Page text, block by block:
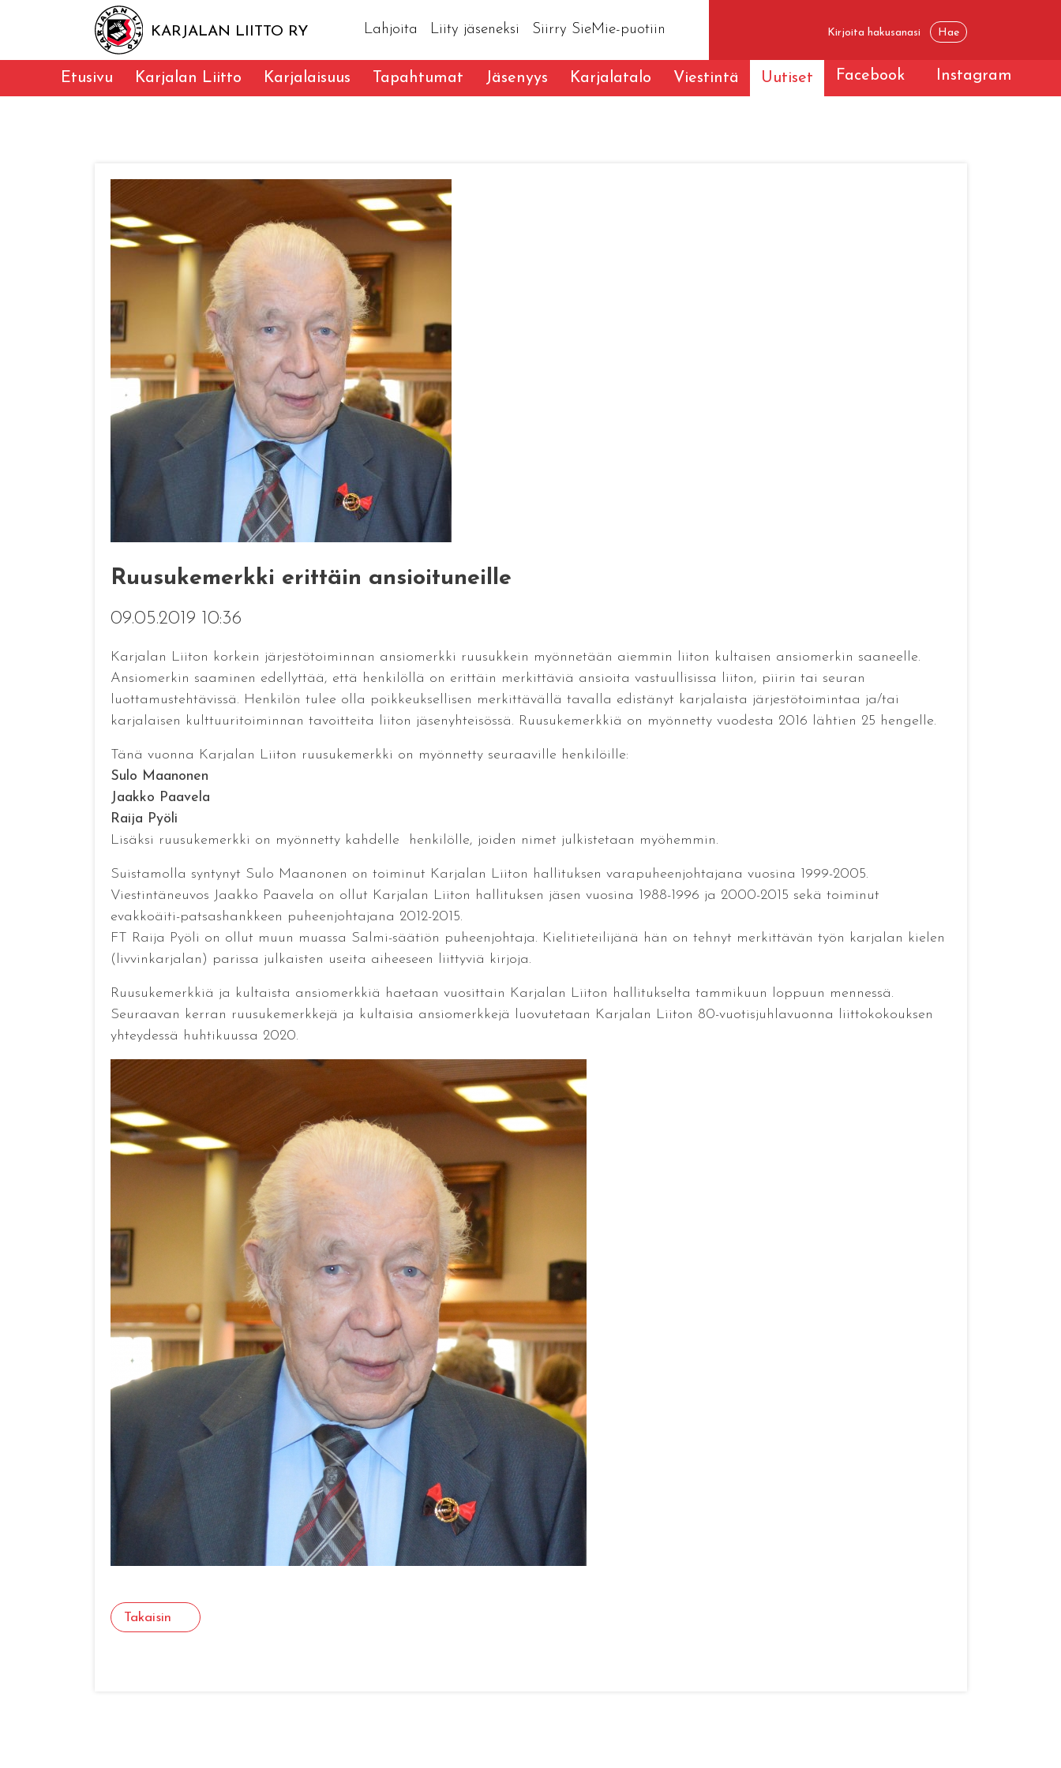
KARJALAN LIITTO RY Lahjoita Liity jäseneksi Siirry SieMie-puotiin
Etusivu Karjalan Liitto Karjalaisuus Tapahtumat Jäsenyys Karjalatalo Viestintä Uutiset Facebook Instagram
Ruusukemerkki erittäin ansioituneille
09.05.2019 10:36
Karjalan Liiton korkein järjestötoiminnan ansiomerkki ruusukkein myönnetään aiemmin liiton kultaisen ansiomerkin saaneelle.
Ansiomerkin saaminen edellyttää, että henkilöllä on erittäin merkittäviä ansioita vastuullisissa liiton, piirin tai seuran
luottamustehtävissä. Henkilön tulee olla poikkeuksellisen merkittävällä tavalla edistänyt karjalaista järjestötoimintaa ja/tai
karjalaisen kulttuuritoiminnan tavoitteita liiton jäsenyhteisössä. Ruusukemerkkiä on myönnetty vuodesta 2016 lähtien 25 hengelle.
Tänä vuonna Karjalan Liiton ruusukemerkki on myönnetty seuraaville henkilöille:
Sulo Maanonen
Jaakko Paavela
Raija Pyöli
Lisäksi ruusukemerkki on myönnetty kahdelle henkilölle, joiden nimet julkistetaan myöhemmin.
Suistamolla syntynyt Sulo Maanonen on toiminut Karjalan Liiton hallituksen varapuheenjohtajana vuosina 1999-2005.
Viestintäneuvos Jaakko Paavela on ollut Karjalan Liiton hallituksen jäsen vuosina 1988-1996 ja 2000-2015 sekä toiminut
evakkoäiti-patsashankkeen puheenjohtajana 2012-2015.
FT Raija Pyöli on ollut muun muassa Salmi-säätiön puheenjohtaja. Kielitieteilijänä hän on tehnyt merkittävän työn karjalan kielen
(livvinkarjalan) parissa julkaisten useita aiheeseen liittyviä kirjoja.
Ruusukemerkkiä ja kultaista ansiomerkkiä haetaan vuosittain Karjalan Liiton hallitukselta tammikuun loppuun mennessä.
Seuraavan kerran ruusukemerkkejä ja kultaisia ansiomerkkejä luovutetaan Karjalan Liiton 80-vuotisjuhlavuonna liittokokouksen
yhteydessä huhtikuussa 2020.
Takaisin